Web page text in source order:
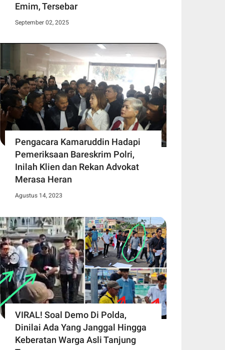
Emim, Tersebar
September 02, 2025
Pengacara Kamaruddin Hadapi
Pemeriksaan Bareskrim Polri,
Inilah Klien dan Rekan Advokat
Merasa Heran
Agustus 14, 2023
VIRAL! Soal Demo Di Polda,
Dinilai Ada Yang Janggal Hingga
Keberatan Warga Asli Tanjung